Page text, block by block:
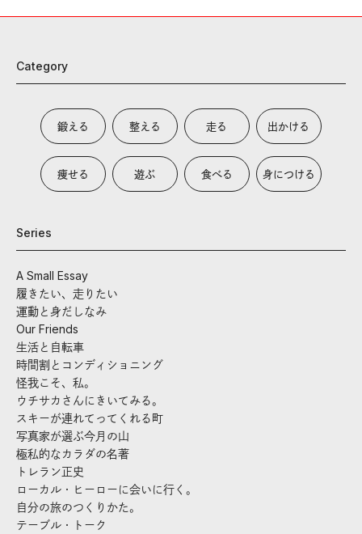
Category
鍛える 整える 走る 出かける
痩せる 遊ぶ 食べる 身につける
Series
A Small Essay
履きたい、走りたい
運動と身だしなみ
Our Friends
生活と自転車
時間割とコンディショニング
怪我こそ、私。
ウチサカさんにきいてみる。
スキーが連れてってくれる町
写真家が選ぶ今月の山
極私的なカラダの名著
トレラン正史
ローカル・ヒーローに会いに行く。
自分の旅のつくりかた。
テーブル・トーク